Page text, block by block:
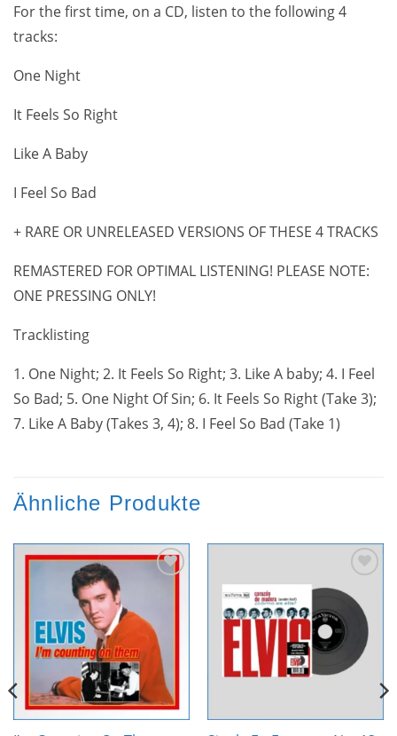
For the first time, on a CD, listen to the following 4
tracks:
One Night
It Feels So Right
Like A Baby
I Feel So Bad
+ RARE OR UNRELEASED VERSIONS OF THESE 4 TRACKS
REMASTERED FOR OPTIMAL LISTENING! PLEASE NOTE:
ONE PRESSING ONLY!
Tracklisting
1. One Night; 2. It Feels So Right; 3. Like A baby; 4. I Feel
So Bad; 5. One Night Of Sin; 6. It Feels So Right (Take 3);
7. Like A Baby (Takes 3, 4); 8. I Feel So Bad (Take 1)
Ähnliche Produkte
hinzufügen
Zur
Wunschliste
hinzufügen